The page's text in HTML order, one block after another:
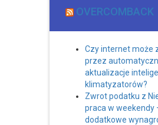
OVERCOMBACK
Czy internet może
przez
aktualizacje
klimatyzatorów?
Zwrot podatku z
praca w weekendy
dodatkowe